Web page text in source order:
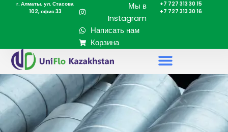
Перейтиг. Алматы, ул. Стасова
102, офис 33
Мы в
Instagram
Написать нам
Корзина
+7 727 313 30 15
+7 727 313 30 16